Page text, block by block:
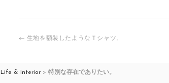
投
ビ
← 生地を額装したようなＴシャツ。
Life & Interior > 特別な存在でありたい。